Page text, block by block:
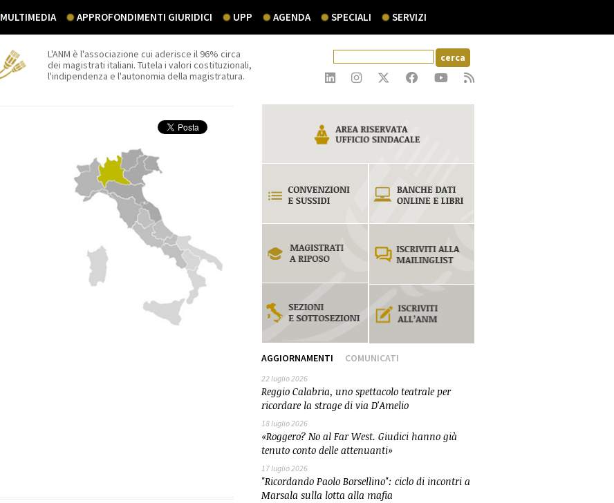
MULTIMEDIA APPROFONDIMENTI GIURIDICI UPP AGENDA SPECIALI SERVIZI
L'ANM è l'associazione cui aderisce il 96% circa
dei magistrati italiani. Tutela i valori costituzionali,
l'indipendenza e l'autonomia della magistratura.
AGGIORNAMENTI COMUNICATI
22 luglio 2026
Reggio Calabria, uno spettacolo teatrale per
ricordare la strage di via D'Amelio
18 luglio 2026
«Roggero? No al Far West. Giudici hanno già
tenuto conto delle attenuanti»
17 luglio 2026
"Ricordando Paolo Borsellino": ciclo di incontri a
Marsala sulla lotta alla mafia